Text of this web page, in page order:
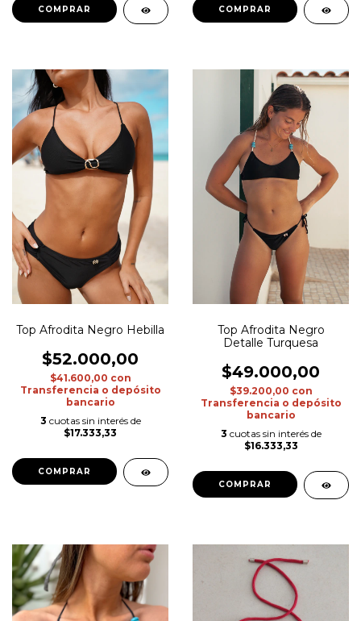
COMPRAR COMPRAR
Top Afrodita Negro Hebilla
$52.000,00
$41.600,00 con
Transferencia o depósito
bancario
3 cuotas sin interés de
$17.333,33
COMPRAR
Top Afrodita Negro
Detalle Turquesa
$49.000,00
$39.200,00 con
Transferencia o depósito
bancario
3 cuotas sin interés de
$16.333,33
COMPRAR